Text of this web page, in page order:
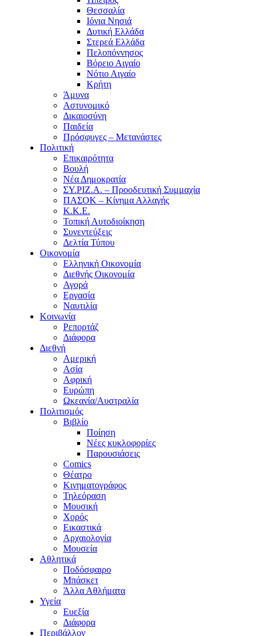
Θεσσαλία
Ιόνια Νησιά
Δυτική Ελλάδα
Στερεά Ελλάδα
Πελοπόννησος
Βόρειο Αιγαίο
Νότιο Αιγαίο
Κρήτη
Άμυνα
Αστυνομικό
Δικαιοσύνη
Παιδεία
Πρόσφυγες – Μετανάστες
Πολιτική
Επικαιρότητα
Βουλή
Νέα Δημοκρατία
ΣΥ.ΡΙΖ.Α. – Προοδευτική Συμμαχία
ΠΑΣΟΚ – Κίνημα Αλλαγής
Κ.Κ.Ε.
Τοπική Αυτοδιοίκηση
Συνεντεύξεις
Δελτία Τύπου
Οικονομία
Ελληνική Οικονομία
Διεθνής Οικονομία
Αγορά
Εργασία
Ναυτιλία
Κοινωνία
Ρεπορτάζ
Διάφορα
Διεθνή
Αμερική
Ασία
Αφρική
Ευρώπη
Ωκεανία/Αυστραλία
Πολιτισμός
Βιβλίο
Ποίηση
Νέες κυκλοφορίες
Παρουσιάσεις
Comics
Θέατρο
Κινηματογράφος
Τηλεόραση
Μουσική
Χορός
Εικαστικά
Αρχαιολογία
Μουσεία
Αθλητικά
Ποδόσφαιρο
Μπάσκετ
Άλλα Αθλήματα
Υγεία
Ευεξία
Διάφορα
Περιβάλλον